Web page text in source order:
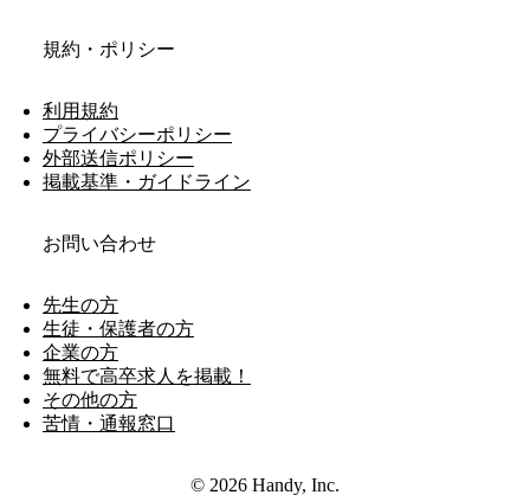
規約・ポリシー
利用規約
プライバシーポリシー
外部送信ポリシー
掲載基準・ガイドライン
お問い合わせ
先生の方
生徒・保護者の方
企業の方
無料で高卒求人を掲載！
その他の方
苦情・通報窓口
© 2026 Handy, Inc.